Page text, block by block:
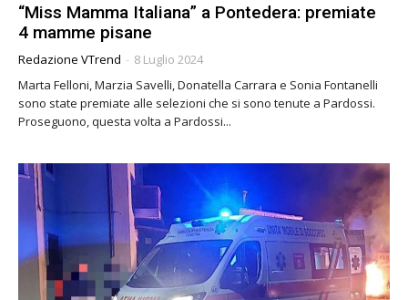
“Miss Mamma Italiana” a Pontedera: premiate
4 mamme pisane
Redazione VTrend - 8 Luglio 2024
Marta Felloni, Marzia Savelli, Donatella Carrara e Sonia Fontanelli
sono state premiate alle selezioni che si sono tenute a Pardossi.
Proseguono, questa volta a Pardossi...